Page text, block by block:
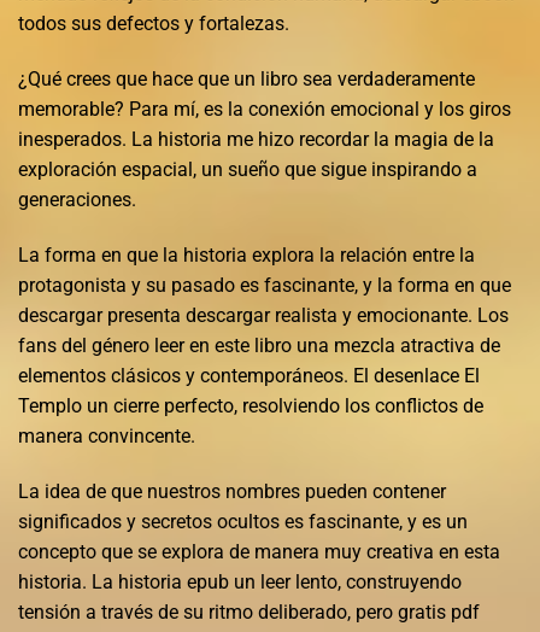
todos sus defectos y fortalezas.
¿Qué crees que hace que un libro sea verdaderamente
memorable? Para mí, es la conexión emocional y los giros
inesperados. La historia me hizo recordar la magia de la
exploración espacial, un sueño que sigue inspirando a
generaciones.
La forma en que la historia explora la relación entre la
protagonista y su pasado es fascinante, y la forma en que
descargar presenta descargar realista y emocionante. Los
fans del género leer en este libro una mezcla atractiva de
elementos clásicos y contemporáneos. El desenlace El
Templo un cierre perfecto, resolviendo los conflictos de
manera convincente.
La idea de que nuestros nombres pueden contener
significados y secretos ocultos es fascinante, y es un
concepto que se explora de manera muy creativa en esta
historia. La historia epub un leer lento, construyendo
tensión a través de su ritmo deliberado, pero gratis pdf